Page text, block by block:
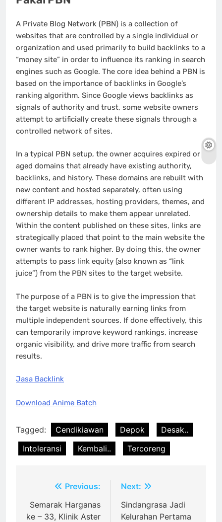
A Private Blog Network (PBN) is a collection of
websites that are controlled by a single individual or
organization and used primarily to build backlinks to a
“money site” in order to influence its ranking in search
engines such as Google. The core idea behind a PBN is
based on the importance of backlinks in Google’s
ranking algorithm. Since Google views backlinks as
signals of authority and trust, some website owners
attempt to artificially create these signals through a
controlled network of sites.
In a typical PBN setup, the owner acquires expired or
aged domains that already have existing authority,
backlinks, and history. These domains are rebuilt with
new content and hosted separately, often using
different IP addresses, hosting providers, themes, and
ownership details to make them appear unrelated.
Within the content published on these sites, links are
strategically placed that point to the main website the
owner wants to rank higher. By doing this, the owner
attempts to pass link equity (also known as “link
juice”) from the PBN sites to the target website.
The purpose of a PBN is to give the impression that
the target website is naturally earning links from
multiple independent sources. If done effectively, this
can temporarily improve keyword rankings, increase
organic visibility, and drive more traffic from search
results.
Jasa Backlink
Download Anime Batch
Tagged: Cendikiawan Depok
Desak..
Intoleransi
Kembali.. Tercoreng
navigation
Previous:
Semarak Harganas
ke – 33, Klinik Aster
Next:
Sindangrasa Jadi
Kelurahan Pertama